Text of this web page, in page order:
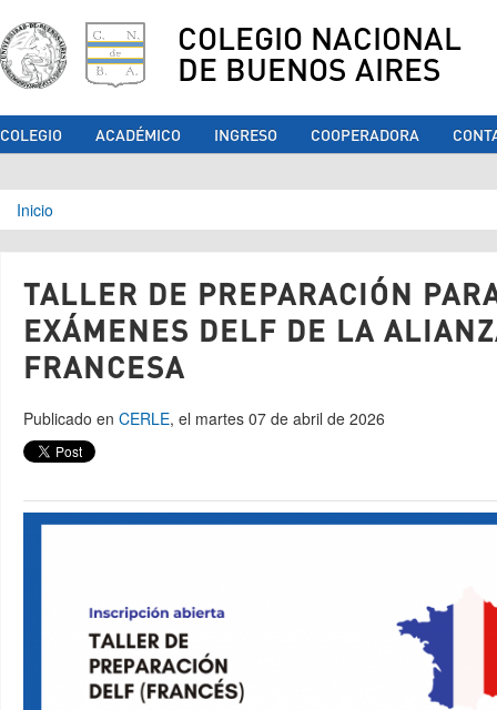
COLEGIO NACIONAL
DE BUENOS AIRES
COLEGIO ACADÉMICO INGRESO COOPERADORA
Se encuentra usted aquí
Inicio
TALLER DE PREPARACIÓN
EXÁMENES DELF DE LA
FRANCESA
Publicado en CERLE, el martes 07 de abril de 2026